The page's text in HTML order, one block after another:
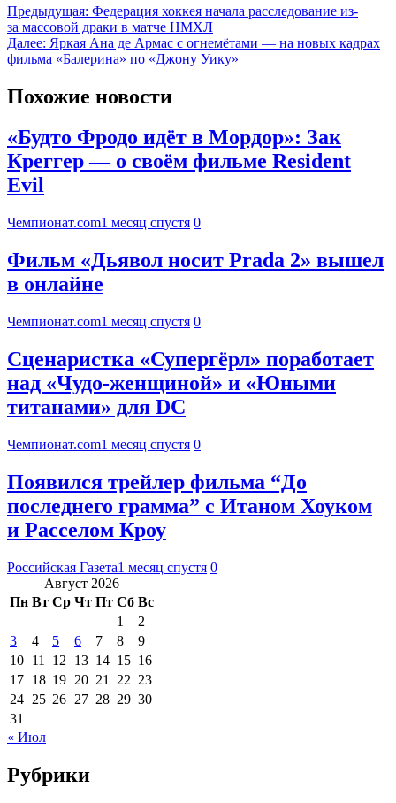
Предыдущая: Федерация хоккея начала расследование из-
за массовой драки в матче НМХЛ
Далее: Яркая Ана де Армас с огнемётами — на новых кадрах
фильма «Балерина» по «Джону Уику»
Похожие новости
«Будто Фродо идёт в Мордор»: Зак
Креггер — о своём фильме Resident
Evil
Чемпионат.com1 месяц спустя 0
Фильм «Дьявол носит Prada 2» вышел
в онлайне
Чемпионат.com1 месяц спустя 0
Сценаристка «Супергёрл» поработает
над «Чудо-женщиной» и «Юными
титанами» для DC
Чемпионат.com1 месяц спустя 0
Появился трейлер фильма “До
последнего грамма” с Итаном Хоуком
и Расселом Кроу
Российская Газета1 месяц спустя 0
Август 2026
Пн Вт Ср Чт Пт Сб Вс
1
2
3
4 5 6 7 8
9
10 11 12 13 14 15 16
17 18 19 20 21 22 23
24 25 26 27 28 29 30
31
« Июл
Рубрики